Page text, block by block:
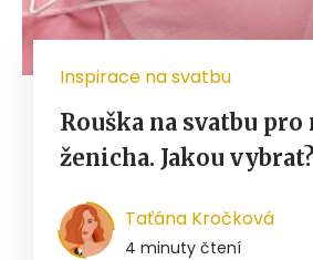
Inspirace na svatbu
Rouška na svatbu pro
ženicha. Jakou vybrat?
Taťána Kročková
4 minuty čtení